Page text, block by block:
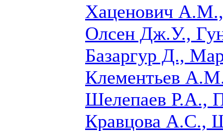
Хаценович
Олсен Дж.У.,
Базаргур Д.,
Клементьев
Шелепаев Р.А.,
Кравцова А.С.,